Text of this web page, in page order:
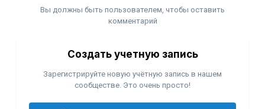
Вы должны быть пользователем, чтобы оставить
комментарий
Создать учетную запись
Зарегистрируйте новую учётную запись в нашем
сообществе. Это очень просто!